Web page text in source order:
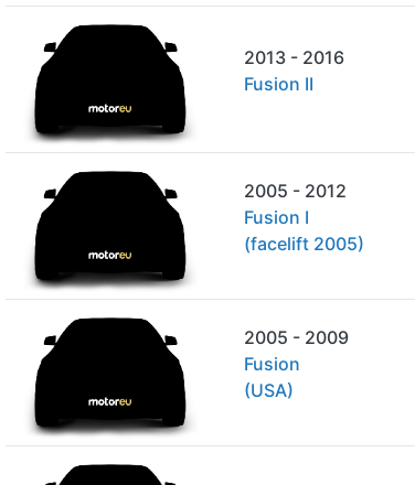
2013 - 2016
Fusion II
2005 - 2012
Fusion I
(facelift 2005)
2005 - 2009
Fusion
(USA)